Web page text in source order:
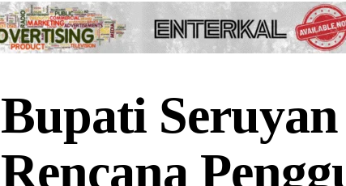
Bupati
Rencana